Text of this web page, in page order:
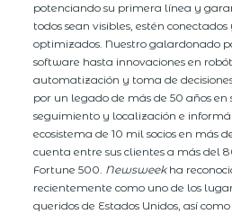
potenciando su primera línea y
todos sean visibles, estén
optimizados. Nuestro galardonado
software hasta innovaciones en
automatización y toma de
por un legado de más de 50 años en
seguimiento y localización e
ecosistema de 10 mil socios en más
cuenta entre sus clientes a más del
Fortune 500. Newsweekha
recientemente como uno de los
queridos de Estados Unidos, así